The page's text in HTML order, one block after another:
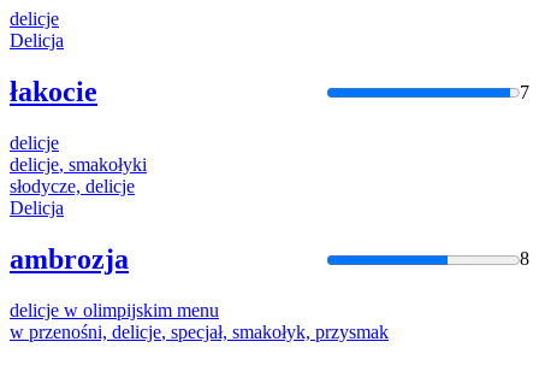
delicje
Delicja
łakocie 7
delicje
delicje, smakołyki
słodycze, delicje
Delicja
ambrozja 8
delicje w olimpijskim menu
w przenośni, delicje, specjał, smakołyk, przysmak